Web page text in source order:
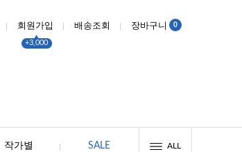
회원가입
+3,000
배송조회 장바구니 0
작가별 SALE ALL